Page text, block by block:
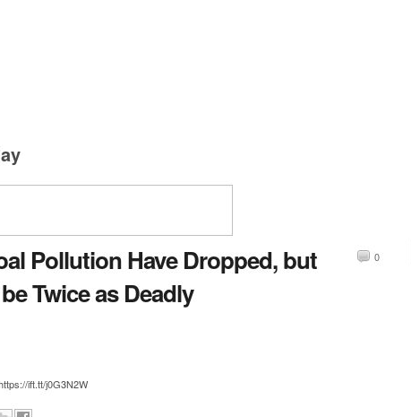
Pollution Have Dropped, but
Twice as Deadly
0
ift.tt/j0G3N2W